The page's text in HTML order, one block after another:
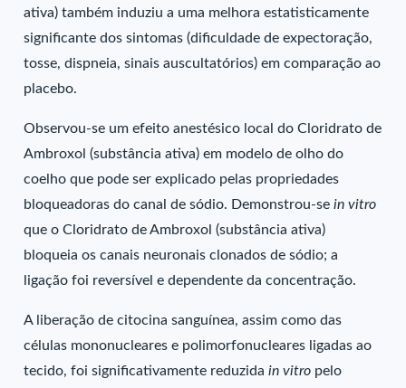
ativa) também induziu a uma melhora estatisticamente
significante dos sintomas (dificuldade de expectoração,
tosse, dispneia, sinais auscultatórios) em comparação ao
placebo.
Observou-se um efeito anestésico local do Cloridrato de
Ambroxol (substância ativa) em modelo de olho do
coelho que pode ser explicado pelas propriedades
bloqueadoras do canal de sódio. Demonstrou-se in vitro
que o Cloridrato de Ambroxol (substância ativa)
bloqueia os canais neuronais clonados de sódio; a
ligação foi reversível e dependente da concentração.
A liberação de citocina sanguínea, assim como das
células mononucleares e polimorfonucleares ligadas ao
tecido, foi significativamente reduzidain vitro pelo